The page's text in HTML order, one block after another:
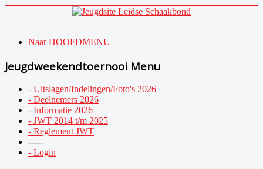
Naar HOOFDMENU
Jeugdweekendtoernooi Menu
- Uitslagen/Indelingen/Foto's 2026
- Deelnemers 2026
- Informatie 2026
- JWT 2014 t/m 2025
- Reglement JWT
-----
- Login